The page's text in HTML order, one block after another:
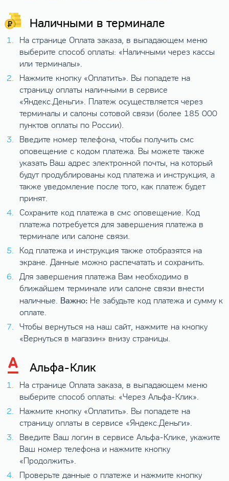
Наличными в терминале
На странице Оплата заказа, в выпадающем меню
выберите способ оплаты: «Наличными через кассы
или терминалы».
Нажмите кнопку «Оплатить». Вы попадете на
страницу оплаты наличными в сервисе
«Яндекс.Деньги». Платеж осуществляется через
терминалы и салоны сотовой связи (более 185 000
пунктов оплаты по России).
Введите номер телефона, чтобы получить смс
оповещение с кодом платежа. Вы можете также
указать Ваш адрес электронной почты, на который
будут продублированы код платежа и инструкция, а
также уведомление после того, как платеж будет
принят.
Сохраните код платежа в смс оповещение. Код
платежа потребуется для завершения платежа в
терминале или салоне связи.
Код платежа и инструкция также отобразятся на
экране. Данные можно распечатать и сохранить.
Для завершения платежа Вам необходимо в
ближайшем терминале или салоне связи внести
наличные. Важно:Не забудьте код платежа и сумму к
оплате.
Чтобы вернуться на наш сайт, нажмите на кнопку
«Вернуться в магазин» внизу страницы.
Альфа-Клик
На странице Оплата заказа, в выпадающем меню
выберите способ оплаты: «Через Альфа-Клик».
Нажмите кнопку «Оплатить». Вы попадете на
страницу оплаты в сервисе «Яндекс.Деньги».
Введите Ваш логин в сервисе Альфа-Клике, укажите
Ваш номер телефона и нажмите кнопку
«Продолжить».
Проверьте данные о платеже и нажмите кнопку